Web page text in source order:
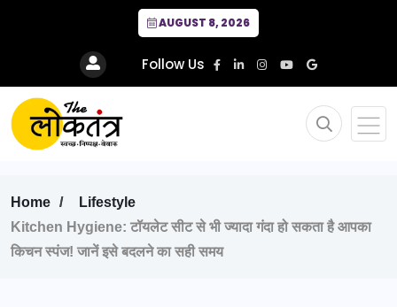
AUGUST 8, 2026
Follow Us
Home
Lifestyle
Kitchen Hygiene: टॉयलेट सीट से भी ज्यादा गंदा हो सकता है आपका
किचन स्पंज! जानें इसे बदलने का सही समय